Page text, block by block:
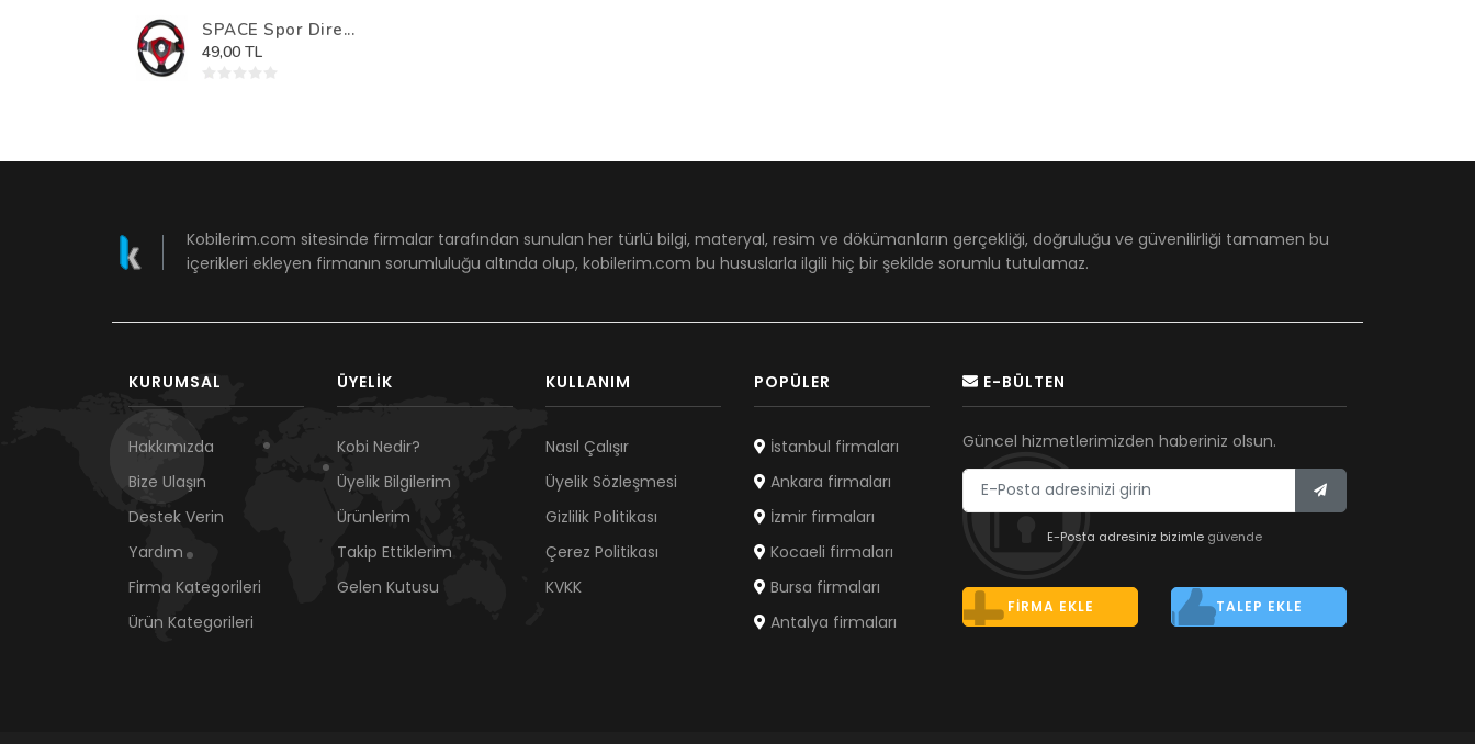
SPACE Spor Dire...
49,00 TL
Kobilerim.com sitesinde firmalar tarafından sunulan her türlü bilgi, materyal, resim ve dökümanların gerçekliği, doğruluğu ve güvenilirliği tamamen bu
içerikleri ekleyen firmanın sorumluluğu altında olup, kobilerim.com bu hususlarla ilgili hiç bir şekilde sorumlu tutulamaz.
KURUMSAL
Hakkımızda
Bize Ulaşın
Destek Verin
Yardım
Firma Kategorileri
Ürün Kategorileri
ÜYELIK
Kobi Nedir?
Üyelik Bilgilerim
Ürünlerim
Takip Ettiklerim
Gelen Kutusu
KULLANIM
Nasıl Çalışır
Üyelik Sözleşmesi
Gizlilik Politikası
Çerez Politikası
KVKK
POPÜLER
İstanbul firmaları
Ankara firmaları
İzmir firmaları
Kocaeli firmaları
Bursa firmaları
Antalya firmaları
E-BÜLTEN
Güncel hizmetlerimizden haberiniz olsun.
E-Posta adresiniz bizimle güvende
FIRMA EKLE TALEP EKLE